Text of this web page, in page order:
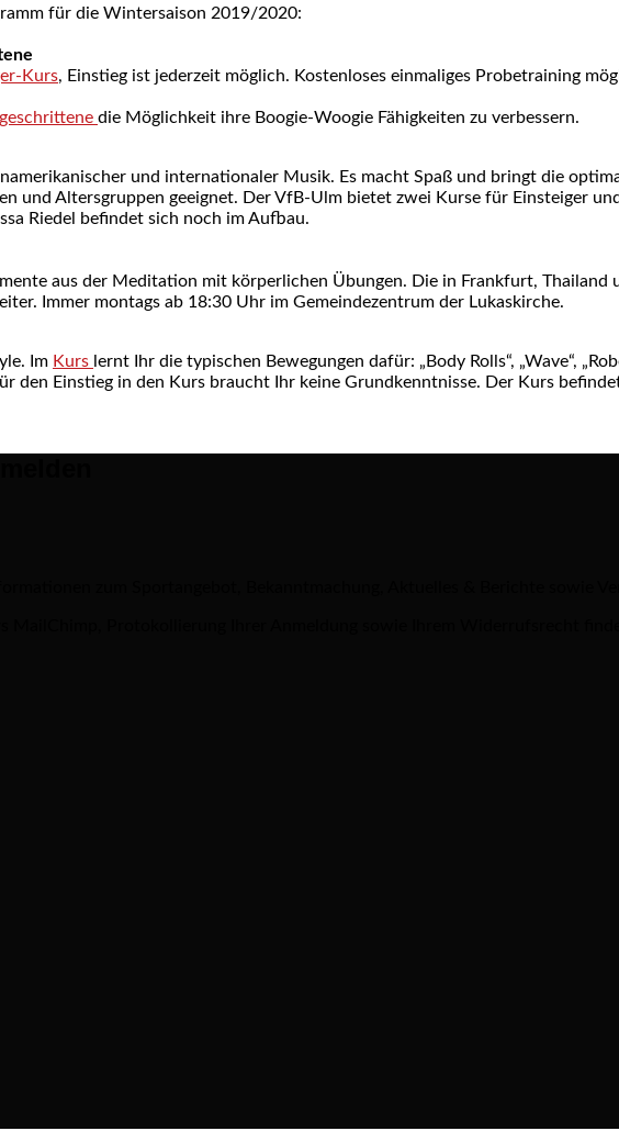
für die Wintersaison 2019/2020:
Kurs, Einstieg ist jederzeit möglich. Kostenloses einmaliges Probetraining
die Möglichkeit ihre Boogie-Woogie Fähigkeiten zu verbessern.
und internationaler Musik. Es macht Spaß und bringt die
und Altersgruppen geeignet. Der VfB-Ulm bietet zwei Kurse für Einsteiger
Riedel befindet sich noch im Aufbau.
aus der Meditation mit körperlichen Übungen. Die in Frankfurt, Thailand
Immer montags ab 18:30 Uhr im Gemeindezentrum der Lukaskirche.
Im Kurs lernt Ihr die typischen Bewegungen dafür: „Body Rolls“, „Wave“,
den Einstieg in den Kurs braucht Ihr keine Grundkenntnisse. Der Kurs